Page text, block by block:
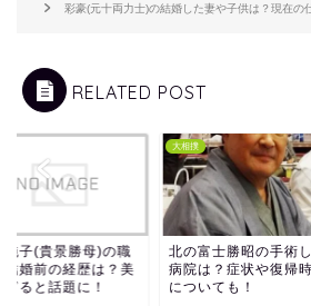
彩豪(元十両力士)の結婚した妻や子供は？現在の
RELATED POST
純子(貴景勝母)の職
結婚前の経歴は？美
ぎると話題に！
大相撲
北の富士勝昭の手術
病院は？症状や復帰
についても！